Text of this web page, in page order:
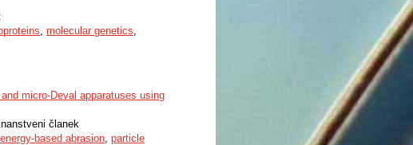
, molecular genetics,
micro-Deval apparatuses using
članek
energy-based abrasion, particle